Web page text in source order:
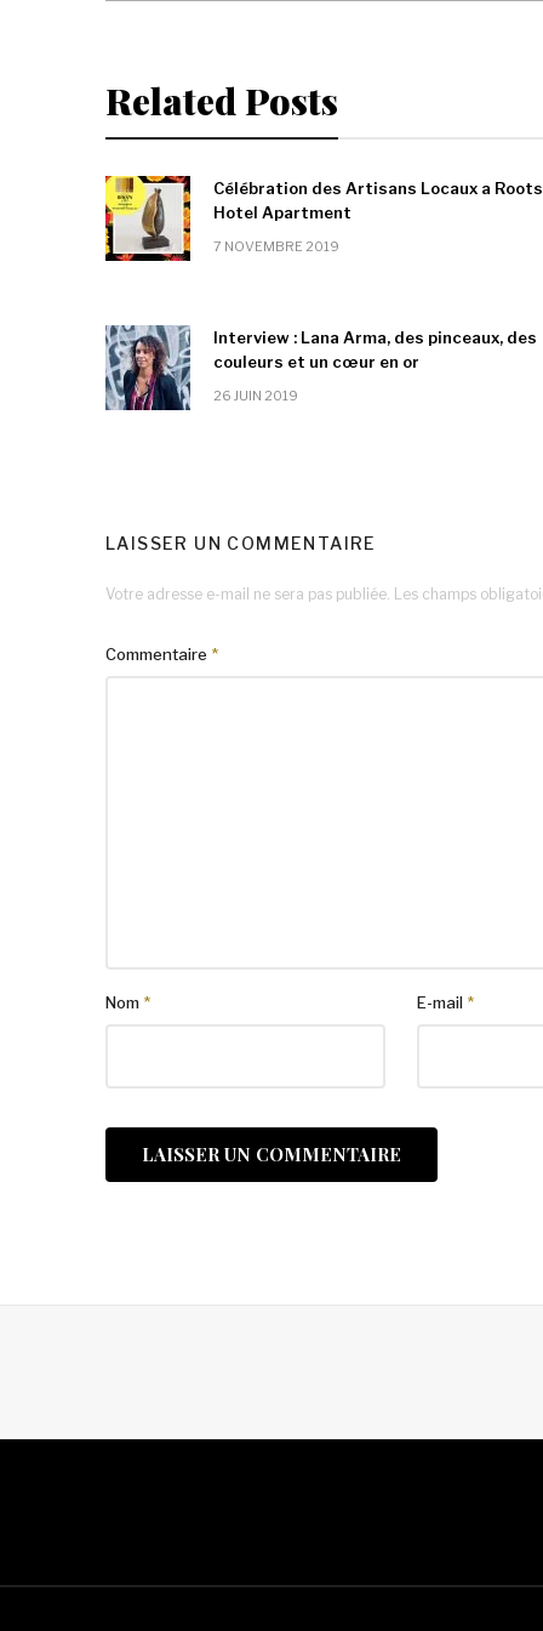
Related Posts
Célébration des Artisans Locaux a Roots
Hotel Apartment
7 NOVEMBRE 2019
Interview : Lana Arma, des pinceaux, des
couleurs et un cœur en or
26 JUIN 2019
LAISSER UN COMMENTAIRE
Votre adresse e-mail ne sera pas publiée. Les champs
Commentaire *
Nom * E-mail *